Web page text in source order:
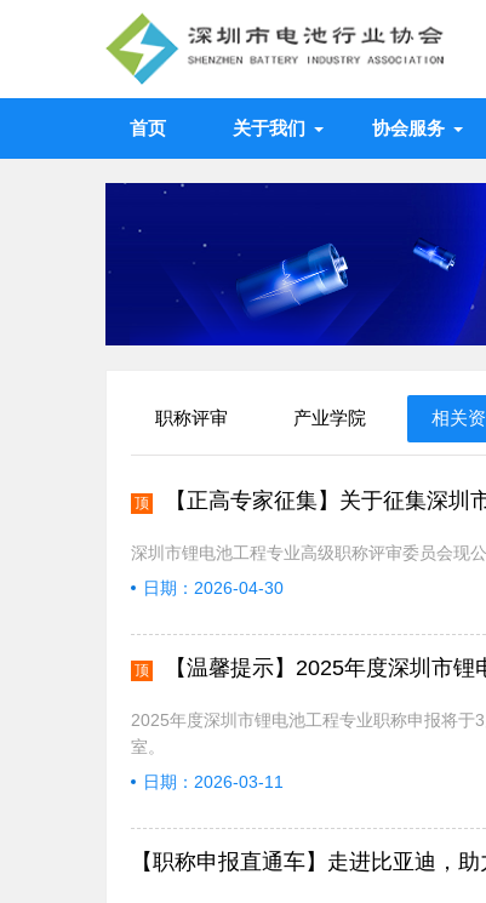
首页 关于我们 协会服务
职称评审 产业学院 相关
顶 【正高专家征集】关于征集深
深圳市锂电池工程专业高级职称评审委员会现
日期：2026-04-30
顶 【温馨提示】2025年度深圳市
2025年度深圳市锂电池工程专业职称申报将
室。
日期：2026-03-11
【职称申报直通车】走进比亚迪，